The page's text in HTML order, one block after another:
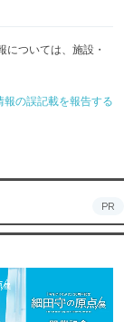
ついては、施設・
報の誤記載を報告する
PR